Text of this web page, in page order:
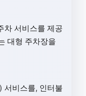
차 서비스를 제공
대형 주차장을
서비스를, 인터불